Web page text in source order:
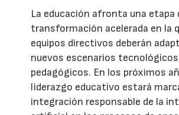
La educación afronta una etapa
transformación acelerada en la
equipos directivos deberán
nuevos escenarios
pedagógicos. En los próximos
liderazgo educativo estará
integración responsable de la